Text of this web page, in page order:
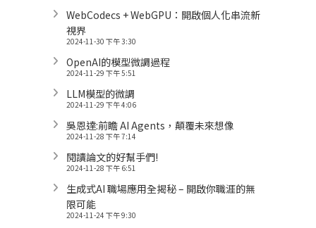
WebCodecs + WebGPU：開啟個人化串流新
視界
2024-11-30 下午 3:30
OpenAI的模型微調過程
2024-11-29 下午 5:51
LLM模型的微調
2024-11-29 下午 4:06
吳恩達:前瞻 AI Agents，顛覆未來想像
2024-11-28 下午 7:14
閱讀論文的好幫手們!
2024-11-28 下午 6:51
生成式AI 職場應用全揭秘 – 開啟你職涯的無
限可能
2024-11-24 下午 9:30